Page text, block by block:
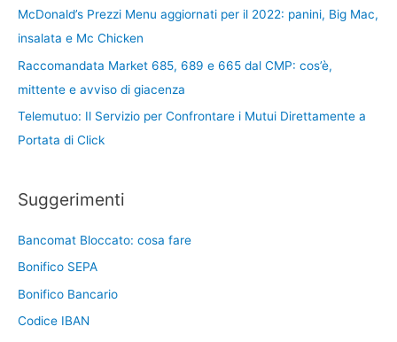
McDonald’s Prezzi Menu aggiornati per il 2022: panini, Big Mac,
insalata e Mc Chicken
Raccomandata Market 685, 689 e 665 dal CMP: cos’è,
mittente e avviso di giacenza
Telemutuo: Il Servizio per Confrontare i Mutui Direttamente a
Portata di Click
Suggerimenti
Bancomat Bloccato: cosa fare
Bonifico SEPA
Bonifico Bancario
Codice IBAN